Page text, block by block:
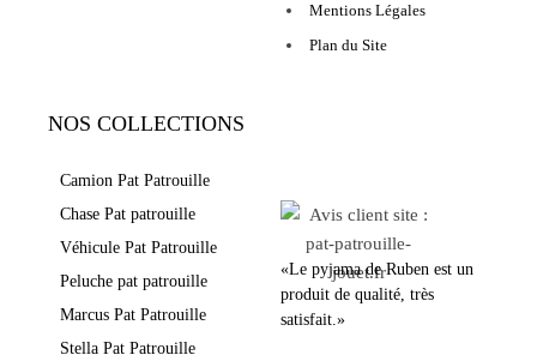
Mentions Légales
Plan du Site
NOS COLLECTIONS
Camion Pat Patrouille
Chase Pat patrouille
Véhicule Pat Patrouille
Peluche pat patrouille
Marcus Pat Patrouille
Stella Pat Patrouille
«Le pyjama de Ruben est un
produit de qualité, très
satisfait.»